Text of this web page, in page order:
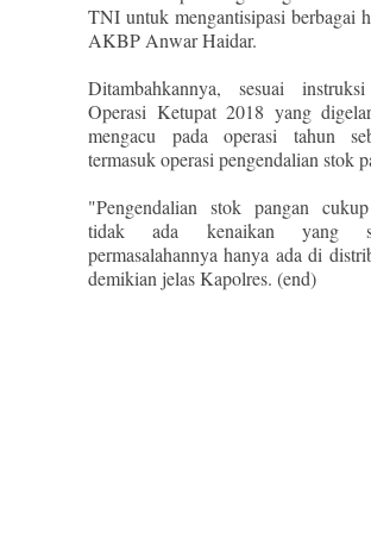
TNI untuk mengantisipasi berbagai
AKBP Anwar Haidar.
Ditambahkannya, sesuai
Operasi Ketupat 2018 yang
mengacu pada operasi tahun
termasuk operasi pengendalian stok
"Pengendalian stok pangan
tidak ada kenaikan yang
permasalahannya hanya ada di
demikian jelas Kapolres. (end)